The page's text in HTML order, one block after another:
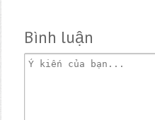
Bình luận